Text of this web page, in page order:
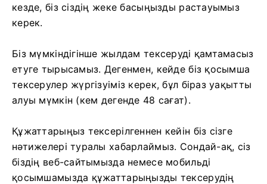
кезде, біз сіздің жеке басыңызды растауымыз
керек.
Біз мүмкіндігінше жылдам тексеруді қамтамасыз
етуге тырысамыз. Дегенмен, кейде біз қосымша
тексерулер жүргізуіміз керек, бұл біраз уақытты
алуы мүмкін (кем дегенде 48 сағат).
Құжаттарыңыз тексерілгеннен кейін біз сізге
нәтижелері туралы хабарлаймыз. Сондай-ақ, сіз
біздің веб-сайтымызда немесе мобильді
қосымшамызда құжаттарыңызды тексерудің